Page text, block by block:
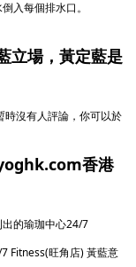
入每個排水口。
立場，黃定藍是
沒有人評論，你可以於
香港
的瑜珈中心24/7
Fitness(旺角店) 黃藍意